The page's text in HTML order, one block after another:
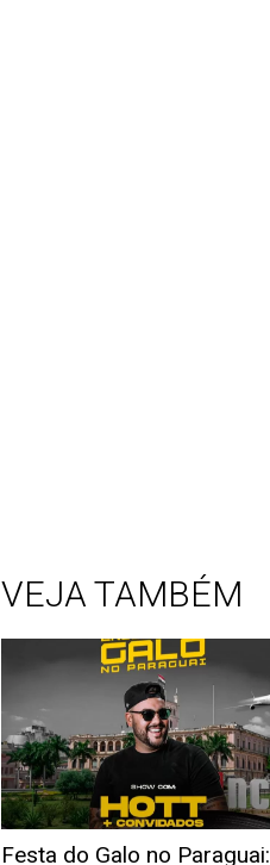
VEJA TAMBÉM
Festa do Galo no Paraguai: